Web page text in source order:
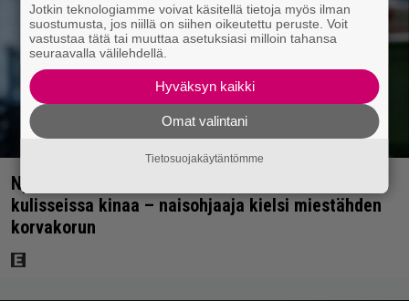
Nyt Netflixissä: Viihdyttävän katastrofileffan
kulisseissa kinaa – naisohjaaja kielsi miestähden
korvakorun
Jotkin teknologiamme voivat käsitellä tietoja myös ilman
suostumusta, jos niillä on siihen oikeutettu peruste. Voit
vastustaa tätä tai muuttaa asetuksiasi milloin tahansa
seuraavalla välilehdellä.
Hyväksyn kaikki
Omat valintani
Tietosuojakäytäntömme